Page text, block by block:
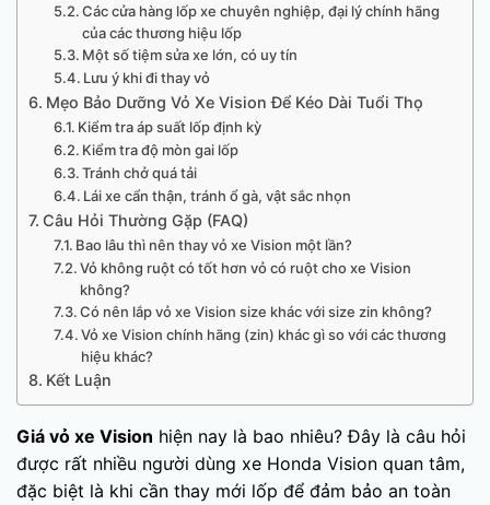
Các cửa hàng lốp xe chuyên nghiệp, đại lý chính hãng
của các thương hiệu lốp
Một số tiệm sửa xe lớn, có uy tín
Lưu ý khi đi thay vỏ
Mẹo Bảo Dưỡng Vỏ Xe Vision Để Kéo Dài Tuổi Thọ
Kiểm tra áp suất lốp định kỳ
Kiểm tra độ mòn gai lốp
Tránh chở quá tải
Lái xe cẩn thận, tránh ổ gà, vật sắc nhọn
Câu Hỏi Thường Gặp (FAQ)
Bao lâu thì nên thay vỏ xe Vision một lần?
Vỏ không ruột có tốt hơn vỏ có ruột cho xe Vision
không?
Có nên lắp vỏ xe Vision size khác với size zin không?
Vỏ xe Vision chính hãng (zin) khác gì so với các thương
hiệu khác?
Kết Luận
Giá vỏ xe Vision hiện nay là bao nhiêu? Đây là câu hỏi
được rất nhiều người dùng xe Honda Vision quan tâm,
đặc biệt là khi cần thay mới lốp để đảm bảo an toàn